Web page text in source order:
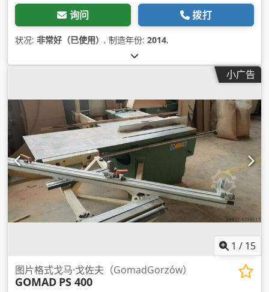
询问 拨打
状况: 非常好（已使用） , 制造年份: 2014,
小广告
1 / 15
图片格式戈马·戈佐夫（GomadGorzów）
GOMAD PS 400